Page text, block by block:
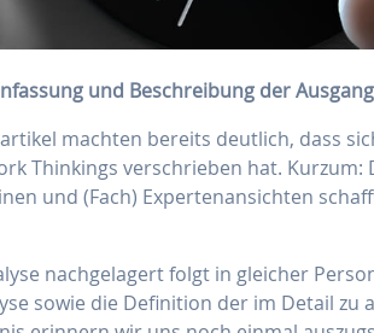
und Beschreibung der
machten bereits deutlich, dass
Thinkings verschrieben hat.
und (Fach) Expertenansichten
nachgelagert folgt in gleicher
sowie die Definition der im Detail zu